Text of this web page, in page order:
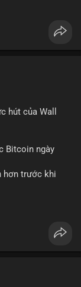
này, khả năng
ví thuộc sở hữu
cho thấy động
lực bán khẩn
gây ra biến
dịch tiếp theo
động theo
sàn.
hút của Wall
Bitcoin ngày
hơn trước khi
án AI mới.